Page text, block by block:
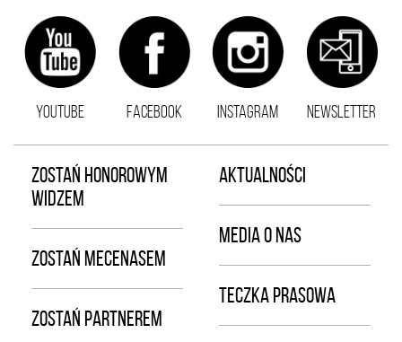
YOUTUBE FACEBOOK INSTAGRAM NEWSLETTER
ZOSTAŃ HONOROWYM
WIDZEM
ZOSTAŃ MECENASEM
ZOSTAŃ PARTNEREM
AKTUALNOŚCI
MEDIA O NAS
TECZKA PRASOWA